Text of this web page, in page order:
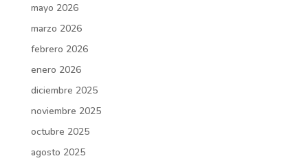
mayo 2026
marzo 2026
febrero 2026
enero 2026
diciembre 2025
noviembre 2025
octubre 2025
agosto 2025